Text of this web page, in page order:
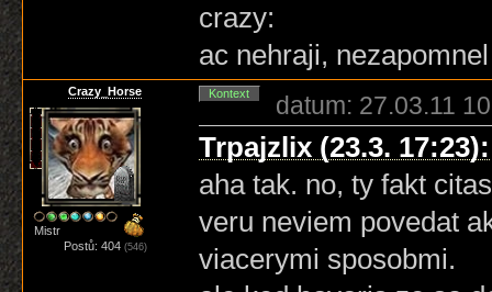
crazy:
ac nehraji,
Crazy_Horse
Mistr
Postů: 404 (546)
Kontext datum: 27.03.11
Trpajzlix (23.3. 17:23):
aha tak. no, ty fakt
veru neviem povedat
viacerymi sposobmi.